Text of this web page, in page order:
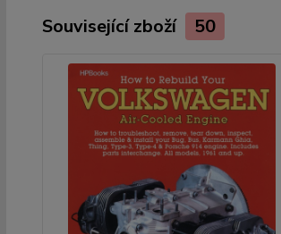
Související zboží 50